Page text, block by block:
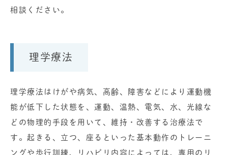
相談ください。
理学療法
理学療法はけがや病気、高齢、障害などにより運動機
能が低下した状態を、運動、温熱、電気、水、光線な
どの物理的手段を用いて、維持・改善する治療法で
す。起きる、立つ、座るといった基本動作のトレーニ
ングや歩行訓練、リハビリ内容によっては、専用のリ